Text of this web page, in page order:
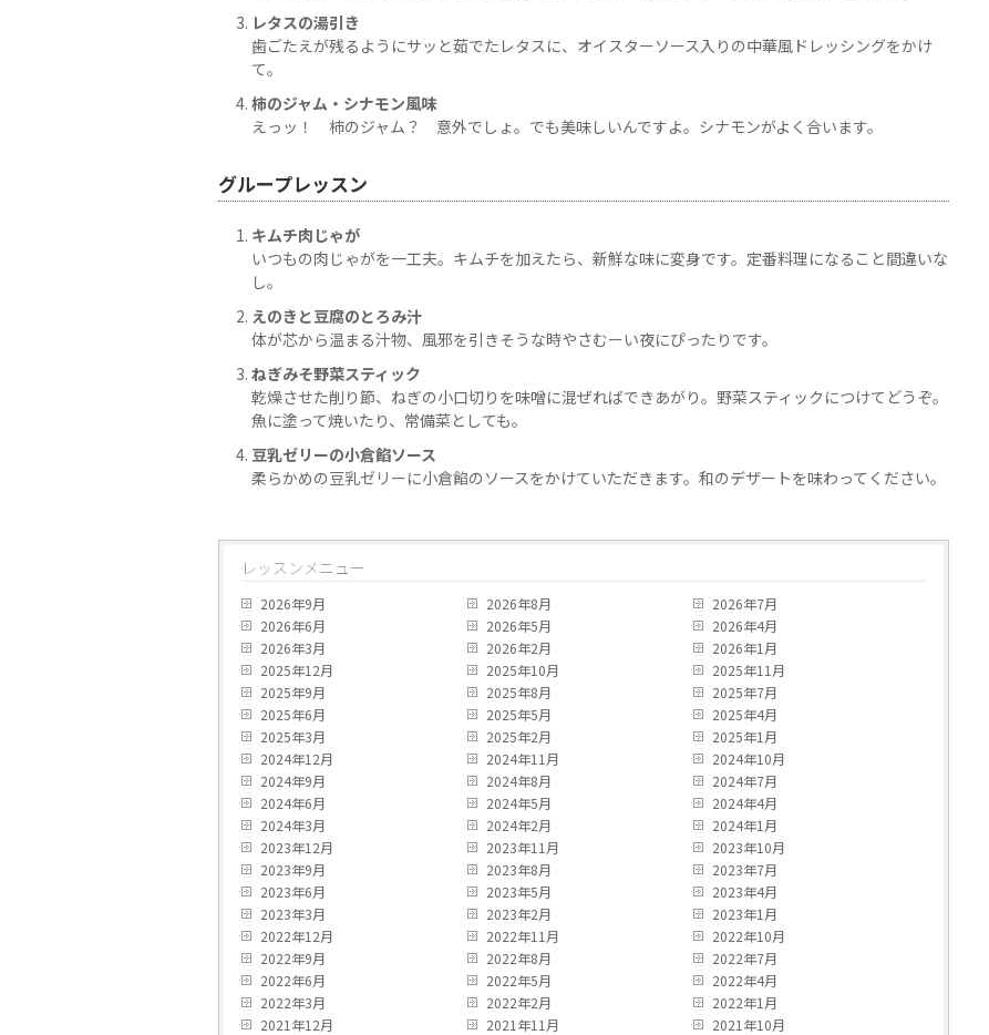
レタスの湯引き
歯ごたえが残るようにサッと茹でたレタスに、オイスターソース入りの中華風ドレッシングをかけ
て。
柿のジャム・シナモン風味
えっッ！ 柿のジャム？ 意外でしょ。でも美味しいんですよ。シナモンがよく合います。
グループレッスン
キムチ肉じゃが
いつもの肉じゃがを一工夫。キムチを加えたら、新鮮な味に変身です。定番料理になること間違いな
し。
えのきと豆腐のとろみ汁
体が芯から温まる汁物、風邪を引きそうな時やさむーい夜にぴったりです。
ねぎみそ野菜スティック
乾燥させた削り節、ねぎの小口切りを味噌に混ぜればできあがり。野菜スティックにつけてどうぞ。
魚に塗って焼いたり、常備菜としても。
豆乳ゼリーの小倉餡ソース
柔らかめの豆乳ゼリーに小倉餡のソースをかけていただきます。和のデザートを味わってください。
レッスンメニュー
2026年9月 2026年8月
2026年7月
2026年6月
2026年5月
2026年4月
2026年3月
2026年2月
2026年1月
2025年12月
2025年10月
2025年11月
2025年9月
2025年8月
2025年7月
2025年6月
2025年5月
2025年4月
2025年3月
2025年2月
2025年1月
2024年12月
2024年11月
2024年10月
2024年9月
2024年8月
2024年7月
2024年6月
2024年5月
2024年4月
2024年3月
2024年2月
2024年1月
2023年12月
2023年11月
2023年10月
2023年9月
2023年8月
2023年7月
2023年6月
2023年5月
2023年4月
2023年3月
2023年2月
2023年1月
2022年12月
2022年11月
2022年10月
2022年9月
2022年8月
2022年7月
2022年6月
2022年5月
2022年4月
2022年3月
2022年2月
2022年1月
2021年12月
2021年11月
2021年10月